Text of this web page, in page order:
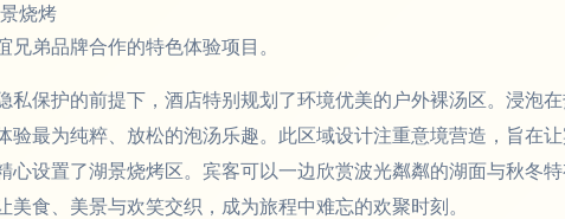
烧烤
弟品牌合作的特色体验项目。
私保护的前提下，酒店特别规划了环境优美的户外裸汤区。浸泡
最为纯粹、放松的泡汤乐趣。此区域设计注重意境营造，旨在让
心设置了湖景烧烤区。宾客可以一边欣赏波光粼粼的湖面与秋冬
食、美景与欢笑交织，成为旅程中难忘的欢聚时刻。